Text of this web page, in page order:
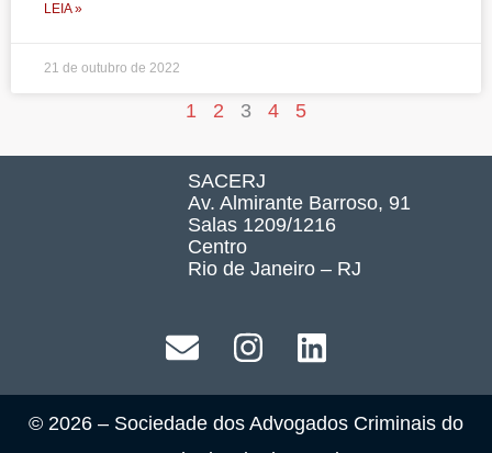
LEIA »
21 de outubro de 2022
1 2 3 4 5
SACERJ
Av. Almirante Barroso, 91
Salas 1209/1216
Centro
Rio de Janeiro – RJ
© 2026 – Sociedade dos Advogados Criminais do